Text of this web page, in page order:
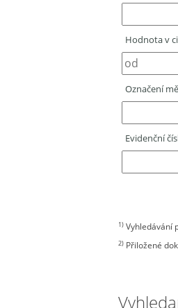
Hodnota v
Označení
Evidenční
1)Vyhledávání
2)Přiložené